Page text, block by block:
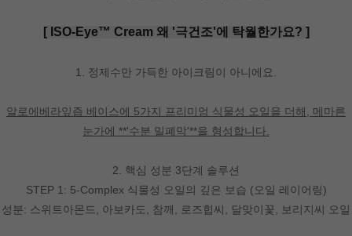
[ ISO-Eye™ Cream 왜 '극건조'에 탁월한가요? ]
1. 정제수만 가득한 아이크림이 아니에요.
알로에베라잎즙 베이스에 5가지 프리미엄 식물성 오일을 더해, 메마른
눈가에 **'수분 밀폐막'**을 형성합니다.
2. 핵심 성분 3단계 솔루션
STEP 1: 5-Complex 식물성 오일의 깊은 보습 (오일 레이어링)
성분: 스위트아몬드, 아보카도, 참깨, 로즈힙씨, 달맞이꽃, 보리지씨 오일